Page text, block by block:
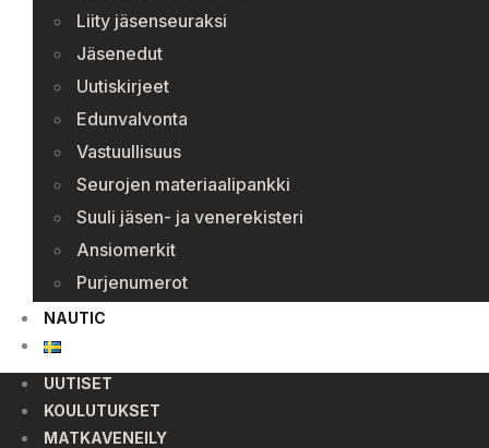
Liity jäsenseuraksi
Jäsenedut
Uutiskirjeet
Edunvalvonta
Vastuullisuus
Seurojen materiaalipankki
Suuli jäsen- ja venerekisteri
Ansiomerkit
Purjenumerot
NAUTIC
UUTISET
KOULUTUKSET
MATKAVENEILY